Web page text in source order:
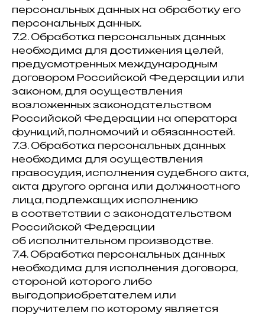
персональных данных на обработку его
персональных данных.
7.2. Обработка персональных данных
необходима для достижения целей,
предусмотренных международным
договором Российской Федерации или
законом, для осуществления
возложенных законодательством
Российской Федерации на оператора
функций, полномочий и обязанностей.
7.3. Обработка персональных данных
необходима для осуществления
правосудия, исполнения судебного акта,
акта другого органа или должностного
лица, подлежащих исполнению
в соответствии с законодательством
Российской Федерации
об исполнительном производстве.
7.4. Обработка персональных данных
необходима для исполнения договора,
стороной которого либо
выгодоприобретателем или
поручителем по которому является